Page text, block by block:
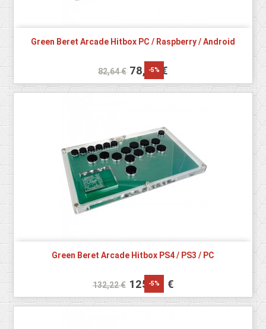
Green Beret Arcade Hitbox PC / Raspberry / Android
82,64 € -5%
78,50 €
Green Beret Arcade Hitbox PS4 / PS3 / PC
132,22 € -5%
125,61 €